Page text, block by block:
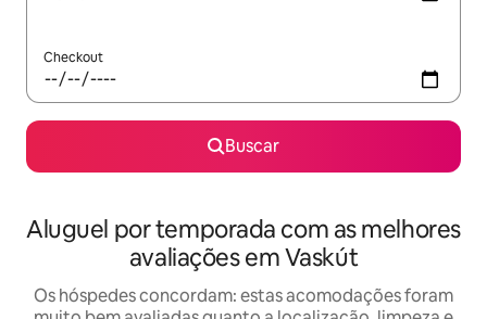
Checkout
Buscar
Aluguel por temporada com as melhores
avaliações em Vaskút
Os hóspedes concordam: estas acomodações foram